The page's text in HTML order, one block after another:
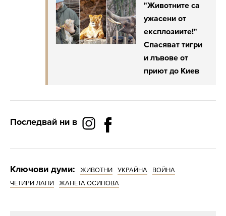
"Животните са
ужасени от
експлозиите!"
Спасяват тигри
и лъвове от
приют до Киев
Последвай ни в
Ключови думи: ЖИВОТНИ УКРАЙНА
ВОЙНА
ЧЕТИРИ ЛАПИ
ЖАНЕТА ОСИПОВА